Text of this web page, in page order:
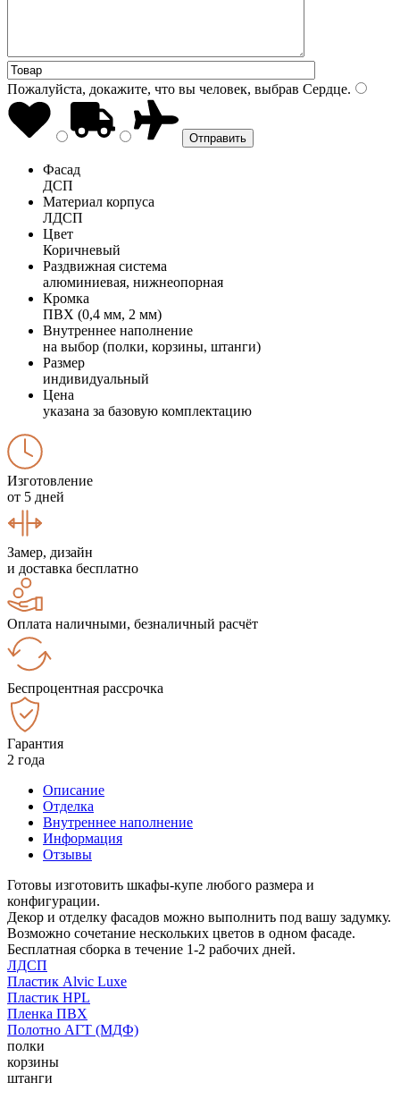
Пожалуйста, докажите, что вы человек, выбрав Сердце.
Фасад
ДСП
Материал корпуса
ЛДСП
Цвет
Коричневый
Раздвижная система
алюминиевая, нижнеопорная
Кромка
ПВХ (0,4 мм, 2 мм)
Внутреннее наполнение
на выбор (полки, корзины, штанги)
Размер
индивидуальный
Цена
указана за базовую комплектацию
Изготовление
от 5 дней
Замер, дизайн
и доставка бесплатно
Оплата наличными, безналичный расчёт
Беспроцентная рассрочка
Гарантия
2 года
Описание
Отделка
Внутреннее наполнение
Информация
Отзывы
Готовы изготовить шкафы-купе любого размера и
конфигурации.
Декор и отделку фасадов можно выполнить под вашу задумку.
Возможно сочетание нескольких цветов в одном фасаде.
Бесплатная сборка в течение 1-2 рабочих дней.
ЛДСП
Пластик Alvic Luxe
Пластик HPL
Пленка ПВХ
Полотно АГТ (МДФ)
полки
корзины
штанги